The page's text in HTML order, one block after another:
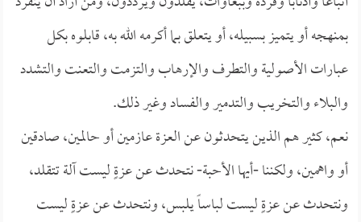
بمنهجه أو يتميز بسبيله، أو يتعلق بما أكرمه الله به، قابلوه بكل
عبارات الأصولية والتطرف والإرهاب والتزمت والتعنت والتشدد
والبلاء والتخريب والتدمير والفساد وغير ذلك.
نعم، كثير هم الذين يتحدثون عن العزة عازمين أو حالمين، صادقين
أو واهمين، ولكننا -أيها الأحبة- نتحدث عن عزةٍ ليست آلة تتقلد،
ونتحدث عن عزةٍ ليست لباساً يلبس، ونتحدث عن عزةٍ ليست